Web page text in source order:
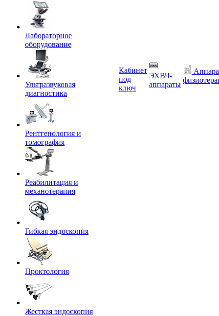
Лабораторное
оборудование
Ультразвуковая
диагностика
Рентгенология и
томография
Реабилитация и
механотерапия
Гибкая эндоскопия
Проктология
Жесткая эндоскопия
Кабинет
под
ключ
ЭХВЧ-
аппараты